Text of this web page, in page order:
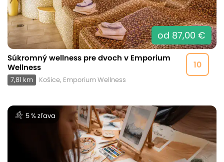
od 87,00 €
10
Súkromný wellness pre dvoch v Emporium
Wellness
7,81 km Košice, Emporium Wellness
5 % zľava